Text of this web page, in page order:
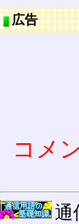
広告
コメ
通